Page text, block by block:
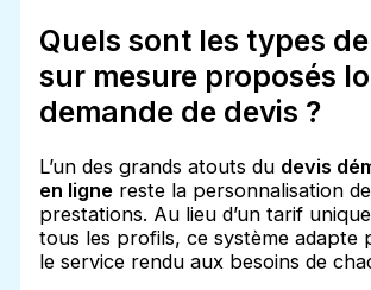
Quels sont les types
sur mesure proposés
demande de devis ?
L’un des grands atouts du devis
en ligne reste la personnalisation
prestations. Au lieu d’un tarif
tous les profils, ce système adapte
le service rendu aux besoins de